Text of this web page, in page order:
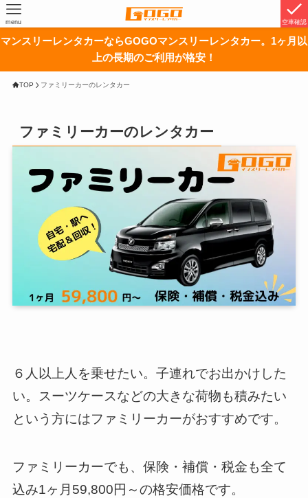
空車確認
menu
マンスリーレンタカーならGOGOマンスリーレンタカー。1ヶ月以
上の長期のご利用が格安！
TOP ファミリーカーのレンタカー
ファミリーカーのレンタカー
６人以上人を乗せたい。子連れでお出かけした
い。スーツケースなどの大きな荷物も積みたい
という方にはファミリーカーがおすすめです。
ファミリーカーでも、保険・補償・税金も全て
込み1ヶ月59,800円～の格安価格です。